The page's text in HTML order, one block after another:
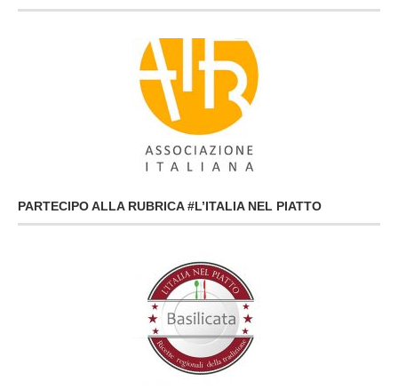
PARTECIPO ALLA RUBRICA #L’ITALIA NEL PIATTO